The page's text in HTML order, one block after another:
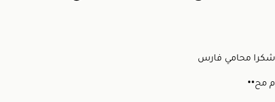
شكرا محامي فارس
م مح••